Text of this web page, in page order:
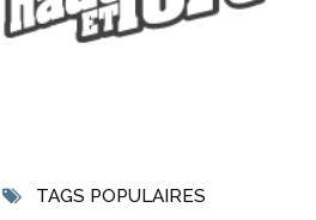
TAGS POPULAIRES